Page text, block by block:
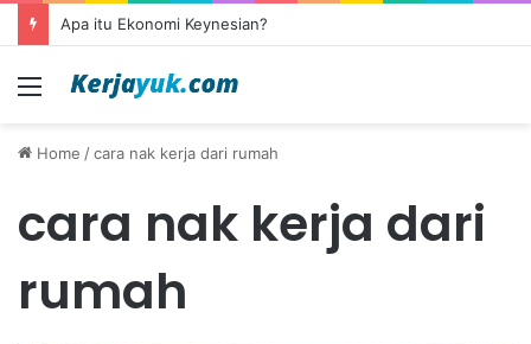
Apa itu Ekonomi Keynesian?
Menu
Home /cara nak kerja dari rumah
cara nak kerja dari
rumah